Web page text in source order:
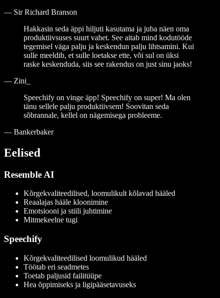
— Sir Richard Branson
Hakkasin seda äppi hiljuti kasutama ja juba näen oma
produktiivsuses suurt vahet. See aitab mind kodutööde
tegemisel väga palju ja keskendun palju lihtsamini. Kui
sulle meeldib, et sulle loetakse ette, või sul on üksi
raske keskenduda, siis see rakendus on just sinu jaoks!
— Zini_
Speechify on vinge äpp! Speechify on super! Ma olen
tänu sellele palju produktiivsem! Soovitan seda
sõbrannale, kellel on nägemisega probleeme.
— Bankerbaker
Eelised
Resemble AI
Kõrgekvaliteedilised, loomulikult kõlavad hääled
Reaalajas hääle kloonimine
Emotsiooni ja stiili juhtimine
Mitmekeelne tugi
Speechify
Kõrgekvaliteedilised loomulikud hääled
Töötab eri seadmetes
Toetab paljusid failitüüpe
Hea õppimiseks ja ligipääsetavuseks